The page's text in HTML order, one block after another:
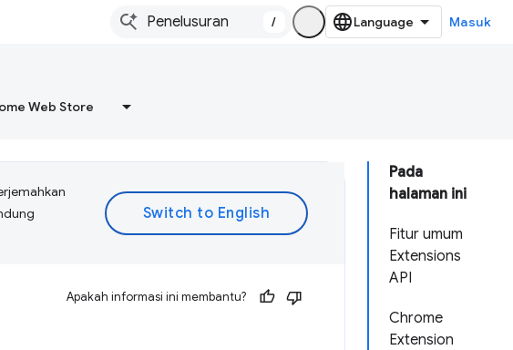
/ Masuk
Web Store
Pada
halaman ini
Fitur umum
Extensions
API
Chrome
Extension
Apakah informasi ini membantu?